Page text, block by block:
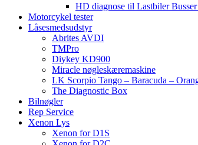
HD diagnose til Lastbiler
Motorcykel tester
Låsesmedsudstyr
Abrites AVDI
TMPro
Diykey KD900
Miracle nøgleskæremaskine
LK Scorpio Tango – Baracuda –
The Diagnostic Box
Bilnøgler
Rep Service
Xenon Lys
Xenon for D1S